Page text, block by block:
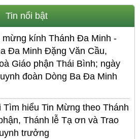
Tin nổi bật
kính Thánh Đa Minh -
Đa Minh Đặng Văn Cầu,
Giáo phận Thái Bình; ngày
đoàn Dòng Ba Đa Minh
Tìm hiểu Tin Mừng theo Thánh
Thánh lễ Tạ ơn và Trao
trưởng